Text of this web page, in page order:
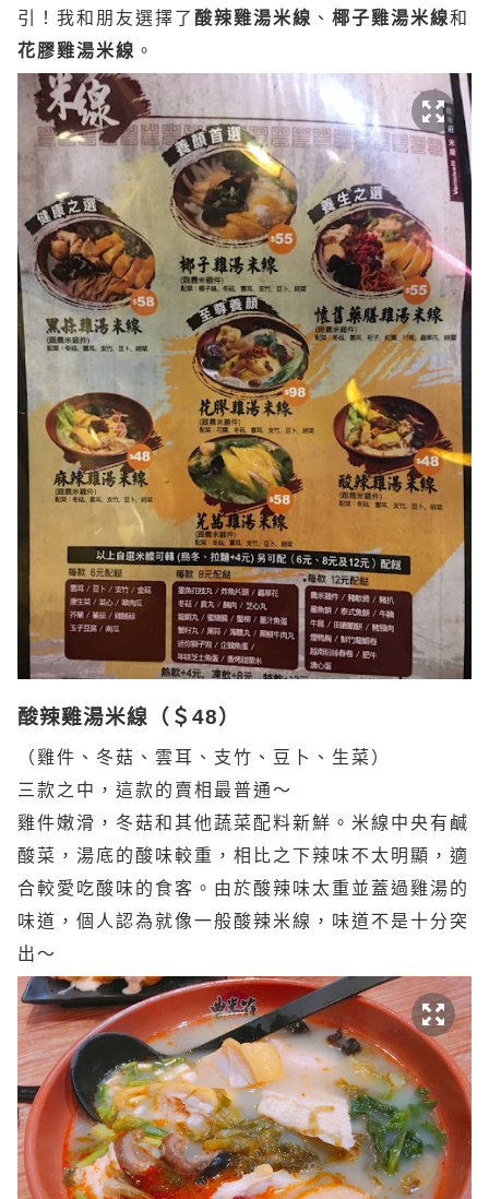
引！我和朋友選擇了 酸辣雞湯米線 、 椰子雞湯米線和
花膠雞湯米線 。
酸辣雞湯米線（＄48）
（雞件、冬菇、雲耳、支竹、豆卜、生菜）
三款之中，這款的賣相最普通～
雞件嫩滑，冬菇和其他蔬菜配料新鮮。米線中央有鹹
酸菜， 湯底的酸味較重，相比之下辣味不太明顯，適
合較愛吃酸味的食客。由於酸辣味太重並蓋過雞湯的
味道，個人認為就像一般酸辣米線，味道不是十分突
出～